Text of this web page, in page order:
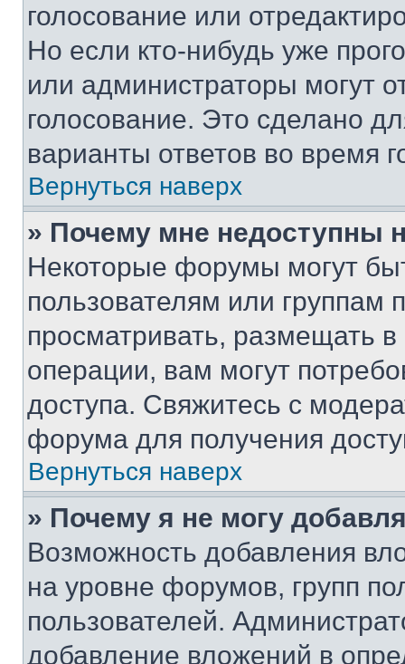
голосование или
Но если кто-нибудь уже
или администраторы могут
голосование. Это сделано
варианты ответов во время
Вернуться наверх
» Почему мне недоступны
Некоторые форумы могут
пользователям или группам
просматривать, размещать
операции, вам могут
доступа. Свяжитесь с
форума для получения
Вернуться наверх
» Почему я не могу
Возможность добавления
на уровне форумов, групп
пользователей.
добавление вложений в